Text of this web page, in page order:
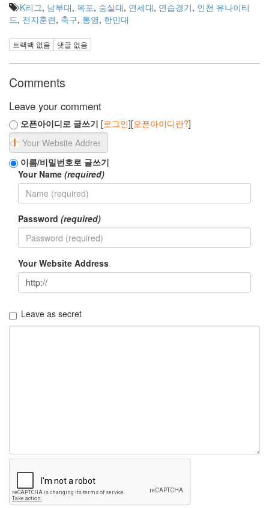
K리그, 남부대, 목포, 숭실대, 연세대, 연습경기, 인천 유나이티
드, 전지훈련, 축구, 통영, 한민대
트랙백 없음 댓글 없음
Comments
Leave your comment
오픈아이디로 글쓰기 [로그인][오픈아이디란?]
이름/비밀번호로 글쓰기
Your Name (required)
Password (required)
Your Website Address
Leave as secret
한
대
x86
회
원
단
유
우
동
A333
로
디
어
위
벤
트
민